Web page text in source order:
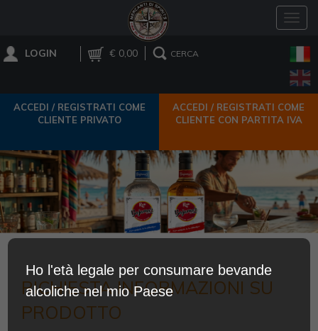
LOGIN € 0,00 CERCA
ACCEDI / REGISTRATI COME
CLIENTE PRIVATO
ACCEDI / REGISTRATI COME
CLIENTE CON PARTITA IVA
RICHIESTA INFORMAZIONI SU
PRODOTTO
Ho l'età legale per consumare bevande
alcoliche nel mio Paese